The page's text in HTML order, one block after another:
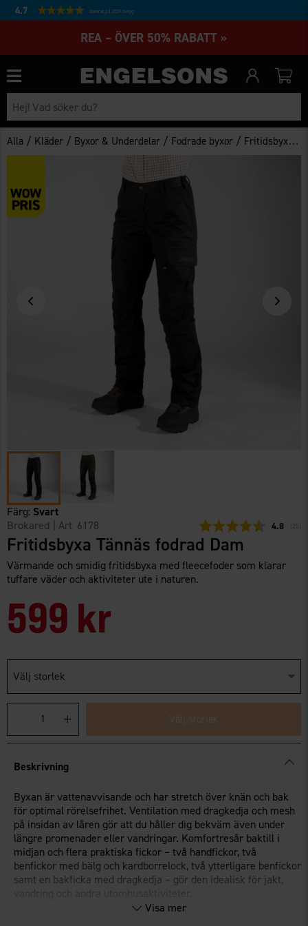
4.7 Baserat på 27231 betyg
REA – ÖVER 50% RABATT »
Alla / Kläder / Byxor & Underdelar / Fodrade byxor / Fritidsbyxa Tännäs fodrad Dam
Färg: Svart
Brokared
| Art 6178 4.8 25
Fritidsbyxa Tännäs fodrad Dam
Värmande och smidig fritidsbyxa med fleecefoder som klarar
tuffare väder och aktiviteter ute i naturen.
599 kr
Välj storlek
Välj storlek
Beskrivning
Byxan är vattenavvisande och har stretch över knän och bak
för optimal rörelsefrihet. Ventilation med dragkedja och mesh
på insidan av låren gör att du håller dig bekväm även under
längre promenader eller vandringar. Komfortresår baktill i
midjan och flera praktiska fickor – två handfickor, två
benfickor med bälg och kardborrelock, två ytterligare benfickor
samt en bakficka med dragkedja – gör den idealisk för jakt,
Vattenavvisande och 4-vägsstretch över bak och knän för
Visa mer